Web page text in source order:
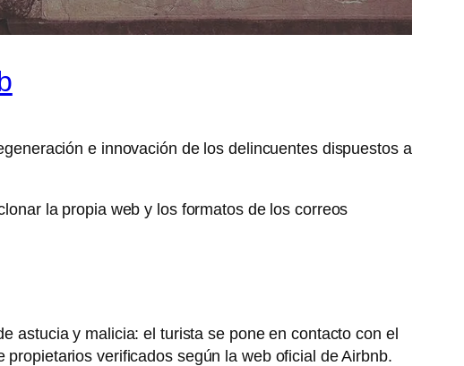
e innovación de los delincuentes dispuestos a
la propia web y los formatos de los correos
astucia y malicia: el turista se pone en contacto con el
verificados según la web oficial de Airbnb.